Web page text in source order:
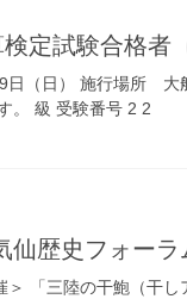
定試験合格者
（日） 施行場所 大
す。 級 受験番号 2 2
仙歴史フォー
＞ 「三陸の干鮑（干